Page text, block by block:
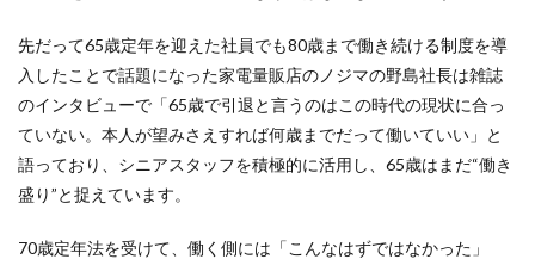
先だって65歳定年を迎えた社員でも80歳まで働き続ける制度を導
入したことで話題になった家電量販店のノジマの野島社長は雑誌
のインタビューで「65歳で引退と言うのはこの時代の現状に合っ
ていない。本人が望みさえすれば何歳までだって働いていい」と
語っており、シニアスタッフを積極的に活用し、65歳はまだ“働き
盛り”と捉えています。
70歳定年法を受けて、働く側には「こんなはずではなかった」